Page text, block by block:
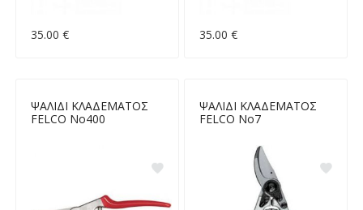
35.00 € 35.00 €
ΨΑΛΙΔΙ ΚΛΑΔΕΜΑΤΟΣ
FELCO Νο400
ΨΑΛΙΔΙ ΚΛΑΔΕΜΑΤΟΣ
FELCO Νο7